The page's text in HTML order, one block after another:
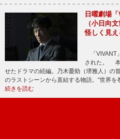
日曜劇場
（小日向
怪しく見え
「VIVANT
された。 本
せたドラマの続編。乃木憂助（堺雅人）の
のラストシーンから直結する物語。“世界
続きを読む